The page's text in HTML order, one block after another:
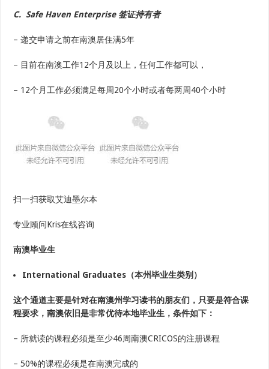
C. Safe Haven Enterprise 签证持有者
– 递交申请之前在南澳居住满5年
– 目前在南澳工作12个月及以上，任何工作都可以，
– 12个月工作必须满足每周20个小时或者每两周40个小时
扫一扫获取艾迪墨尔本
专业顾问Kris在线咨询
南澳毕业生
International Graduates（本州毕业生类别）
这个通道主要是针对在南澳州学习读书的朋友们，只要是符合课
程要求，南澳依旧是非常优待本地毕业生，条件如下：
– 所就读的课程必须是至少46周南澳CRICOS的注册课程
– 50%的课程必须是在南澳完成的